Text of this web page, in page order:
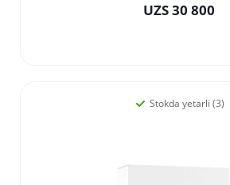
UZS 30 800
Stokda yetarli (3)